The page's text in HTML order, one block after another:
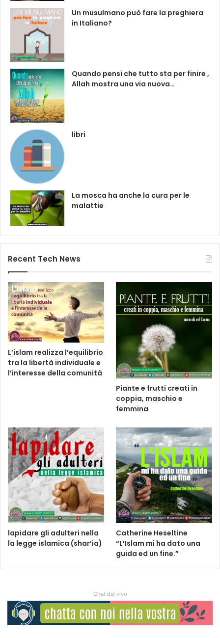
Un musulmano può fare la preghiera
in Italiano?
Quando pensi che tutto sta per finire ,
Allah mostra una via nuova…
libri
La mosca ha anche la cura per le
malattie
Recent Tech News
L’islam realizza l’equilibrio
tra la libertà individuale e
l’interesse della comunità
Piante e frutti creati in
coppia, maschio e
femmina
lapidare gli adulteri nella
la legge islamica (shar’ia)
Catherine Heseltine
“L’Islam mi ha dato una
guida ed un fine.”
Chat dal vivo